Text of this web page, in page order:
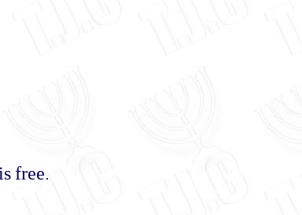
.Using the materials of this site with mentioning the reference is free